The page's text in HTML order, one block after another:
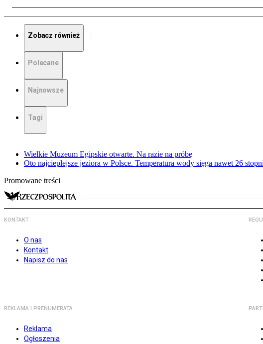
Zobacz również
Polecane
Najnowsze
Tagi
Wielkie Muzeum Egipskie otwarte. Na razie na próbę
Oto najcieplejsze jeziora w Polsce. Temperatura wody sięga nawet 26 stopni
Promowane treści
KONTAKT
O nas
Kontakt
Napisz do nas
REKLAMA I PRENUMERATA
Reklama
Ogłoszenia